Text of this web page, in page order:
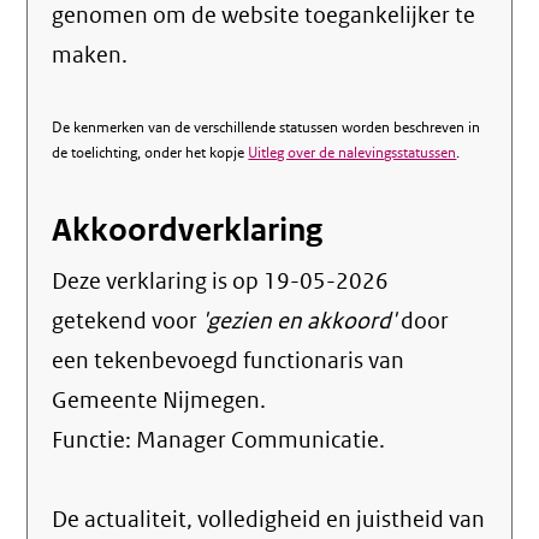
genomen om de website toegankelijker te
maken.
De kenmerken van de verschillende statussen worden beschreven in
de toelichting, onder het kopje Uitleg over de nalevingsstatussen.
Akkoordverklaring
Deze verklaring is op 19-05-2026
getekend voor 'gezien en akkoord'door
een tekenbevoegd functionaris van
Gemeente Nijmegen.
Functie: Manager Communicatie.
De actualiteit, volledigheid en juistheid van